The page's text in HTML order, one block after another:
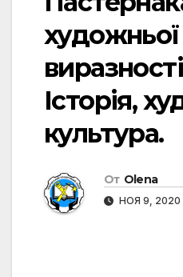
художньої
Історія,
культура.
От Olena
НОЯ 9, 2020